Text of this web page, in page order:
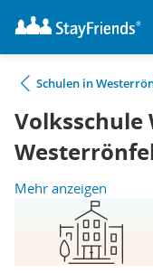
Schulen in
Volksschule
Mehr anzeigen